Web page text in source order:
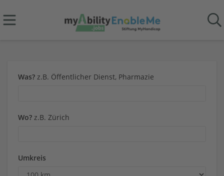
Was? z.B. Öffentlicher Dienst, Pharmazie
Wo? z.B. Zürich
Umkreis